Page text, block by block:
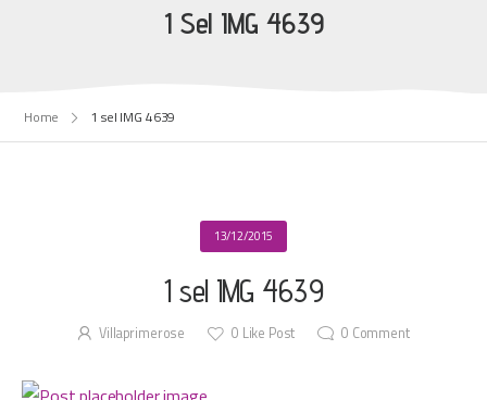
1 Sel IMG 4639
Home 1 sel IMG 4639
13/12/2015
1 sel IMG 4639
Villaprimerose 0 Like Post 0 Comment